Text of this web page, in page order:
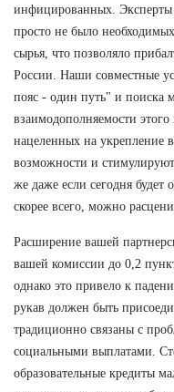
инфицированных.
просто не было
сырья, что позволяло
России. Наши совместные
пояс - один путь" и поиска
взаимодополняемости
нацеленных на укрепление
возможности и
же даже если сегодня будет
скорее всего, можно
Расширение вашей
вашей комиссии до 0,2
однако это привело к
рукав должен быть
традиционно связаны с
социальными выплатами.
образовательные кредиты